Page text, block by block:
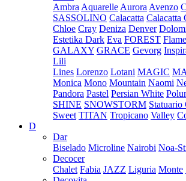
Ambra Aquarelle Aurora Avenzo
SASSOLINO Calacatta Calacatta
Chloe Cray Deniza Denver
Estetika Dark Eva FOREST
GALAXY GRACE Gevorg
Lili
Lines Lorenzo Lotani MAGIC
Monica Mono Mountain Naomi
Pandora Pastel Persian White
SHINE SNOWSTORM Statuario
Sweet TITAN Tropicano Valley
D
Dar
Biselado Microline Nairobi Noa-
Decocer
Chalet Fabia JAZZ Liguria Monte